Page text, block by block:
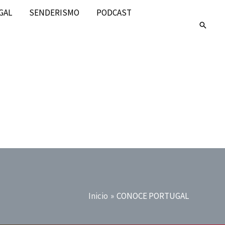
SENDERISMO PODCAST
Buscar
Inicio CONOCE PORTUGAL